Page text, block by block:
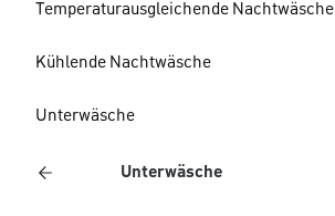
Temperaturausgleichende Nachtwäsche
Kühlende Nachtwäsche
Unterwäsche
Unterwäsche